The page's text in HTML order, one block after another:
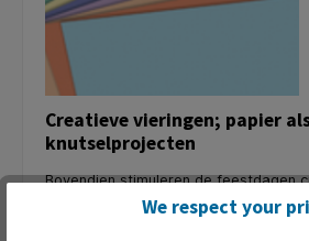
Creatieve vieringen; papier
knutselprojecten
Bovendien stimuleren de feestdagen
en volwassenen maken zelfgemaakte
knutselwerken en cadeaus, waarbij
We respect your